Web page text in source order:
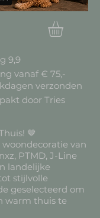
9,9
vanaf € 75,-
verzonden
door Tries
🤎
van
PTMD, J-Line
landelijke
stijlvolle
geselecteerd om
warm thuis te